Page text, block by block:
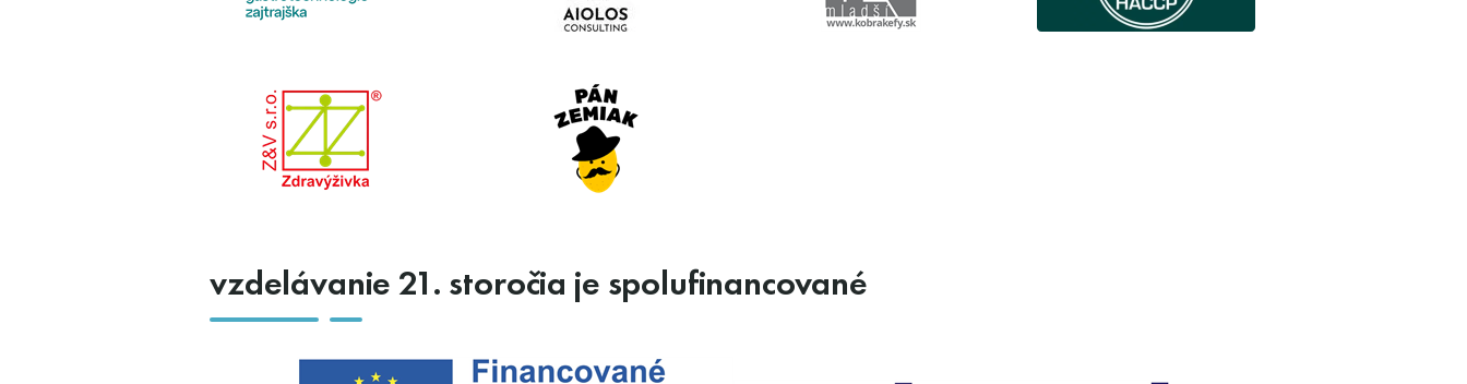
vzdelávanie 21. storočia je spolufinancované